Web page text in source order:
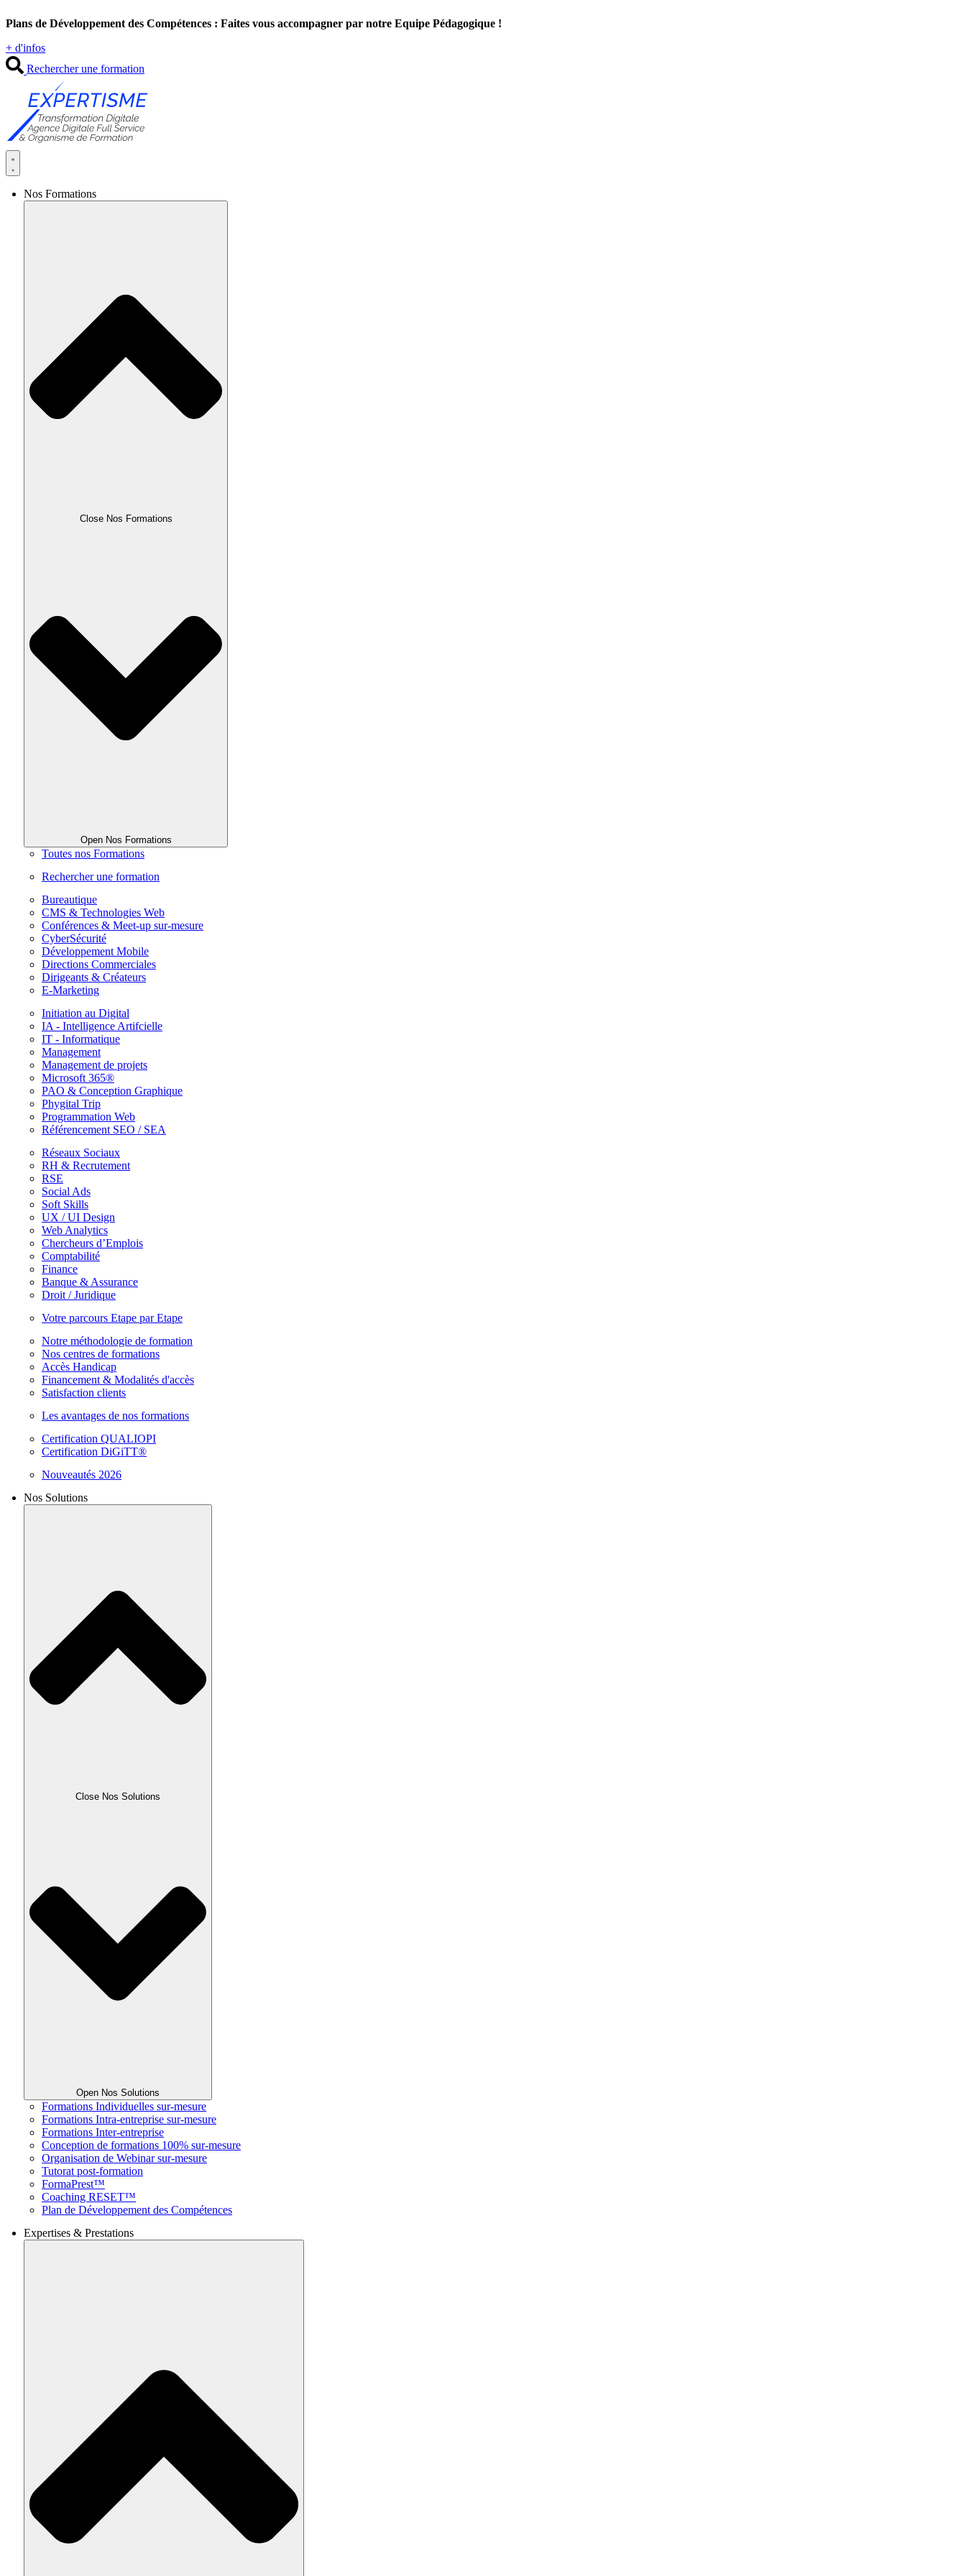
au
Plans de Développement des Compétences : Faites vous accompagner par notre Equipe Pédagogique !
+ d'infos
Rechercher une formation
Nos Formations
Close Nos Formations
Open Nos Formations
Toutes nos Formations
Rechercher une formation
Bureautique
CMS & Technologies Web
Conférences & Meet-up sur-mesure
CyberSécurité
Développement Mobile
Directions Commerciales
Dirigeants & Créateurs
E-Marketing
Initiation au Digital
IA - Intelligence Artifcielle
IT - Informatique
Management
Management de projets
Microsoft 365®
PAO & Conception Graphique
Phygital Trip
Programmation Web
Référencement SEO / SEA
Réseaux Sociaux
RH & Recrutement
RSE
Social Ads
Soft Skills
UX / UI Design
Web Analytics
Chercheurs d’Emplois
Comptabilité
Finance
Banque & Assurance
Droit / Juridique
Votre parcours Etape par Etape
Notre méthodologie de formation
Nos centres de formations
Accès Handicap
Financement & Modalités d'accès
Satisfaction clients
Les avantages de nos formations
Certification QUALIOPI
Certification DiGiTT®
Nouveautés 2026
Nos Solutions
Close Nos Solutions
Open Nos Solutions
Formations Individuelles sur-mesure
Formations Intra-entreprise sur-mesure
Formations Inter-entreprise
Conception de formations 100% sur-mesure
Organisation de Webinar sur-mesure
Tutorat post-formation
FormaPrest™
Coaching RESET™
Plan de Développement des Compétences
Expertises & Prestations